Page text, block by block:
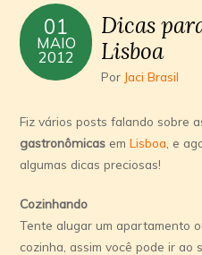
01
MAIO
2012
Dicas
Lisboa
Por Jaci Brasil
Fiz vários posts falando sobre
gastronômicas emLisboa , e
algumas dicas preciosas!
Cozinhando
Tente alugar um apartamento
cozinha, assim você pode ir ao